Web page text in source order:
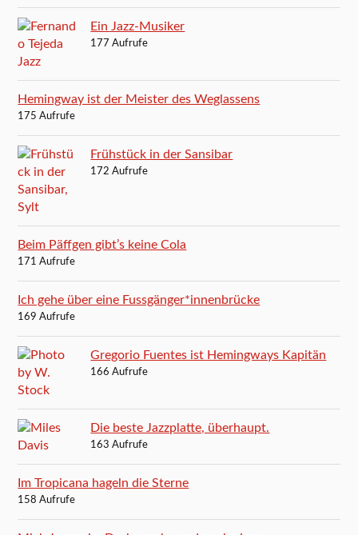
Ein Jazz-Musiker
177 Aufrufe
Hemingway ist der Meister des Weglassens
175 Aufrufe
Frühstück in der Sansibar
172 Aufrufe
Beim Päffgen gibt’s keine Cola
171 Aufrufe
Ich gehe über eine Fussgänger*innenbrücke
169 Aufrufe
Gregorio Fuentes ist Hemingways Kapitän
166 Aufrufe
Die beste Jazzplatte, überhaupt.
163 Aufrufe
Im Tropicana hageln die Sterne
158 Aufrufe